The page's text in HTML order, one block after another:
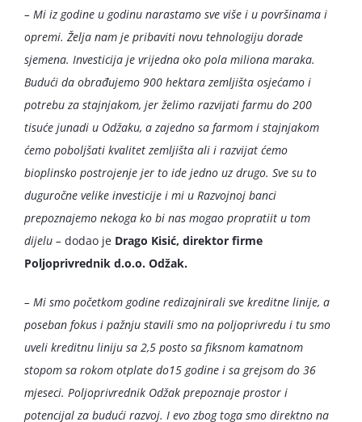
– Mi iz godine u godinu narastamo sve više i u površinama i
opremi. Želja nam je pribaviti novu tehnologiju dorade
sjemena. Investicija je vrijedna oko pola miliona maraka.
Budući da obrađujemo 900 hektara zemljišta osjećamo i
potrebu za stajnjakom, jer želimo razvijati farmu do 200
tisuće junadi u Odžaku, a zajedno sa farmom i stajnjakom
ćemo poboljšati kvalitet zemljišta ali i razvijat ćemo
bioplinsko postrojenje jer to ide jedno uz drugo. Sve su to
duguročne velike investicije i mi u Razvojnoj banci
prepoznajemo nekoga ko bi nas mogao propratiit u tom
dijelu – dodao je Drago Kisić, direktor firme
Poljoprivrednik d.o.o. Odžak.
– Mi smo početkom godine redizajnirali sve kreditne linije, a
poseban fokus i pažnju stavili smo na poljoprivredu i tu smo
uveli kreditnu liniju sa 2,5 posto sa fiksnom kamatnom
stopom sa rokom otplate do15 godine i sa grejsom do 36
mjeseci. Poljoprivrednik Odžak prepoznaje prostor i
potencijal za budući razvoj. I evo zbog toga smo direktno na